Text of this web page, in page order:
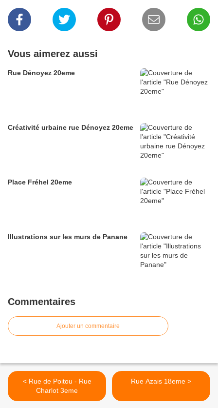
Vous aimerez aussi
Rue Dénoyez 20eme
Créativité urbaine rue Dénoyez 20eme
Place Fréhel 20eme
Illustrations sur les murs de Panane
Commentaires
Ajouter un commentaire
< Rue de Poitou - Rue
Charlot 3eme
Rue Azais 18eme >